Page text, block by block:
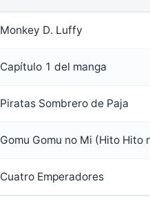
Monkey D. Luffy
Capítulo 1 del manga
Piratas Sombrero de Paja
Gomu Gomu no Mi (Hito Hito
Cuatro Emperadores